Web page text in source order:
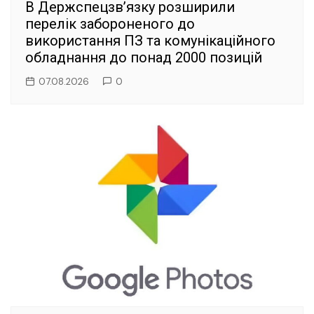
В Держспецзв’язку розширили
перелік забороненого до
використання ПЗ та комунікаційного
обладнання до понад 2000 позицій
07.08.2026 0